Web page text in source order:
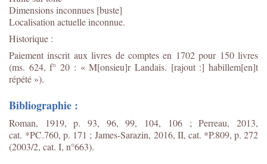
Dimensions inconnues [buste]
Localisation actuelle inconnue.
Historique :
Paiement inscrit aux livres de comptes en 1702 pour 150 livres
(ms. 624, f° 20 : « M[onsieu]r Landais. [rajout :] habillem[en]t
répété »).
Bibliographie :
Roman, 1919, p. 93, 96, 99, 104, 106 ; Perreau, 2013,
cat. *PC.760, p. 171 ;James-Sarazin, 2016, II, cat. *P.809, p. 272
(2003/2, cat. I, n°663).